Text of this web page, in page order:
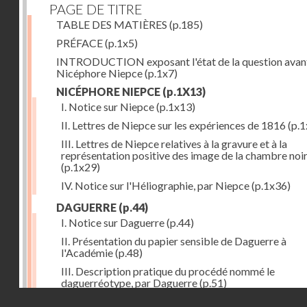
PAGE DE TITRE
TABLE DES MATIÈRES (p.185)
PRÉFACE(p.1x5)
INTRODUCTION exposant l'état de la question
Nicéphore Niepce(p.1x7)
NICÉPHORE NIEPCE (p.1X13)
I. Notice sur Niepce(p.1x13)
II. Lettres de Niepce sur les expériences de 1816
III. Lettres de Niepce relatives à la gravure et à la
représentation positive des image de la chambre
(p.1x29)
IV. Notice sur l'Héliographie, par Niepce(p.1x36)
DAGUERRE (p.44)
I. Notice sur Daguerre(p.44)
II. Présentation du papier sensible de Daguerre à
l'Académie(p.48)
III. Description pratique du procédé nommé le
daguerréotype, par Daguerre(p.51)